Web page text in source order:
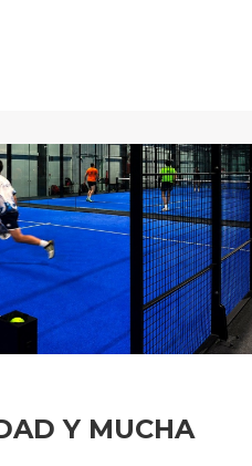
Y MUCHA